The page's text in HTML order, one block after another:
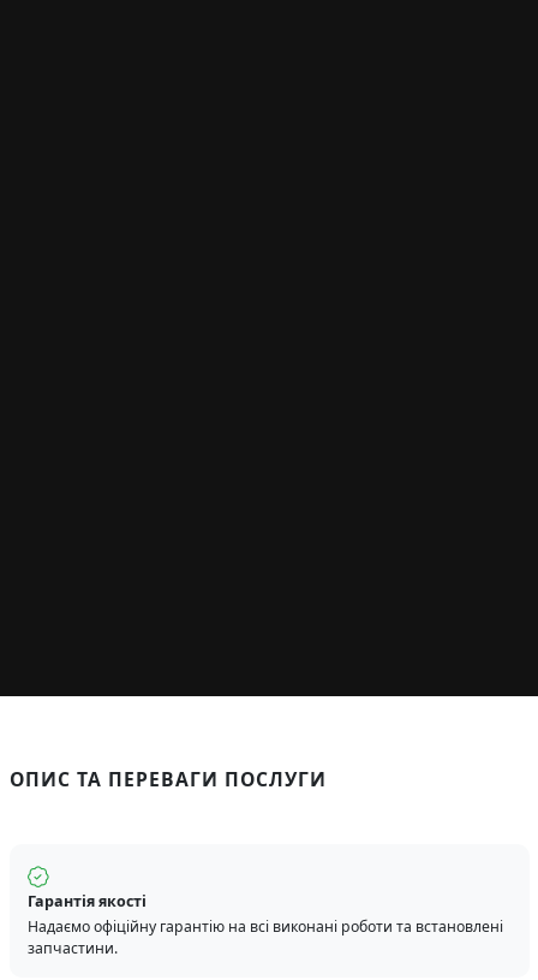
ОПИС ТА ПЕРЕВАГИ ПОСЛУГИ
Гарантія якості
Надаємо офіційну гарантію на всі виконані роботи та встановлені
запчастини.